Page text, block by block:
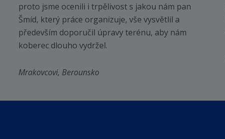
proto jsme ocenili i trpělivost s jakou nám pan
Šmíd, který práce organizuje, vše vysvětlil a
především doporučil úpravy terénu, aby nám
koberec dlouho vydržel.
Mrakovcovi, Berounsko